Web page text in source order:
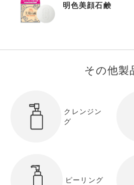
明色美顔石鹸
その他製
クレンジン
グ
ピーリング